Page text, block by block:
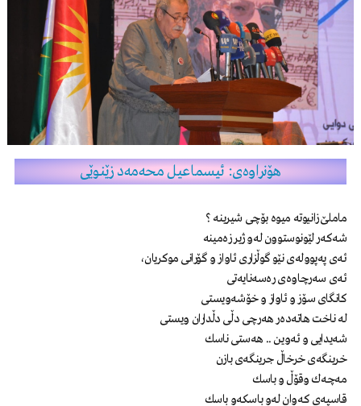
هۆنراوەی: ئیسماعیل محەمەد زێنوێی
ماملێ زانیوتە میوە بۆچی شیرینە ؟
شەكەر لێونوستوون لەو ژیر زەمینە
ئەی پەپوولەی نێو گوڵزاری ئاواز و گۆرانی موكریان،
ئەی سەرچاوەی رەسەنایەتی
كانگای سۆز و ئاواز و خۆشەویستی
لە ناخت هاتەدەر هەرچی دڵی دڵداران ویستی
شەیدایی و ئەوین .. هەستی ناسك
خرینگەی خرخاڵ جرینگەی بازن
مەچەك وقۆڵ و باسك
قاسپەی كەوان لەو باسكەو باسك